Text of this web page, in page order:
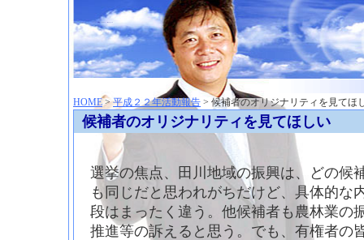
HOME>平成２２年活動報告 > 候補者のオリジナリティを見てほ
候補者のオリジナリティを見てほしい
選挙の焦点、田川地域の振興は、どの候
も同じだと思われがちだけど、具体的な
段はまったく違う。他候補者も農林業の
推進等の訴えると思う。でも、有権者の